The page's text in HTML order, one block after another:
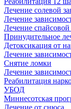
Лечение солевой
Лечение
Лечение спайсовой
Принудительное
Детоксикация от
Лечение
Снятие ломки
Лечение
Реабилитация
УБОД
Миннесотская
Лечение от снюса